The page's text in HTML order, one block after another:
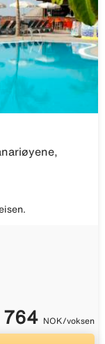
764 NOK/voksen